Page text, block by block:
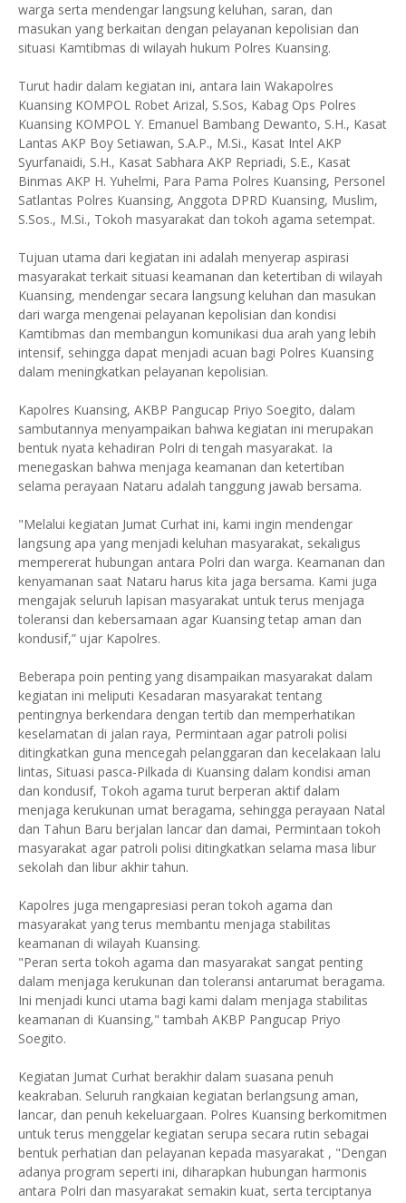
warga serta mendengar langsung keluhan, saran, dan
masukan yang berkaitan dengan pelayanan kepolisian dan
situasi Kamtibmas di wilayah hukum Polres Kuansing.
Turut hadir dalam kegiatan ini, antara lain Wakapolres
Kuansing KOMPOL Robet Arizal, S.Sos, Kabag Ops Polres
Kuansing KOMPOL Y. Emanuel Bambang Dewanto, S.H., Kasat
Lantas AKP Boy Setiawan, S.A.P., M.Si., Kasat Intel AKP
Syurfanaidi, S.H., Kasat Sabhara AKP Repriadi, S.E., Kasat
Binmas AKP H. Yuhelmi, Para Pama Polres Kuansing, Personel
Satlantas Polres Kuansing, Anggota DPRD Kuansing, Muslim,
S.Sos., M.Si., Tokoh masyarakat dan tokoh agama setempat.
Tujuan utama dari kegiatan ini adalah menyerap aspirasi
masyarakat terkait situasi keamanan dan ketertiban di wilayah
Kuansing, mendengar secara langsung keluhan dan masukan
dari warga mengenai pelayanan kepolisian dan kondisi
Kamtibmas dan membangun komunikasi dua arah yang lebih
intensif, sehingga dapat menjadi acuan bagi Polres Kuansing
dalam meningkatkan pelayanan kepolisian.
Kapolres Kuansing, AKBP Pangucap Priyo Soegito, dalam
sambutannya menyampaikan bahwa kegiatan ini merupakan
bentuk nyata kehadiran Polri di tengah masyarakat. Ia
menegaskan bahwa menjaga keamanan dan ketertiban
selama perayaan Nataru adalah tanggung jawab bersama.
"Melalui kegiatan Jumat Curhat ini, kami ingin mendengar
langsung apa yang menjadi keluhan masyarakat, sekaligus
mempererat hubungan antara Polri dan warga. Keamanan dan
kenyamanan saat Nataru harus kita jaga bersama. Kami juga
mengajak seluruh lapisan masyarakat untuk terus menjaga
toleransi dan kebersamaan agar Kuansing tetap aman dan
kondusif,” ujar Kapolres.
Beberapa poin penting yang disampaikan masyarakat dalam
kegiatan ini meliputi Kesadaran masyarakat tentang
pentingnya berkendara dengan tertib dan memperhatikan
keselamatan di jalan raya, Permintaan agar patroli polisi
ditingkatkan guna mencegah pelanggaran dan kecelakaan lalu
lintas, Situasi pasca-Pilkada di Kuansing dalam kondisi aman
dan kondusif, Tokoh agama turut berperan aktif dalam
menjaga kerukunan umat beragama, sehingga perayaan Natal
dan Tahun Baru berjalan lancar dan damai, Permintaan tokoh
masyarakat agar patroli polisi ditingkatkan selama masa libur
sekolah dan libur akhir tahun.
Kapolres juga mengapresiasi peran tokoh agama dan
masyarakat yang terus membantu menjaga stabilitas
keamanan di wilayah Kuansing.
"Peran serta tokoh agama dan masyarakat sangat penting
dalam menjaga kerukunan dan toleransi antarumat beragama.
Ini menjadi kunci utama bagi kami dalam menjaga stabilitas
keamanan di Kuansing," tambah AKBP Pangucap Priyo
Soegito.
Kegiatan Jumat Curhat berakhir dalam suasana penuh
keakraban. Seluruh rangkaian kegiatan berlangsung aman,
lancar, dan penuh kekeluargaan. Polres Kuansing berkomitmen
untuk terus menggelar kegiatan serupa secara rutin sebagai
bentuk perhatian dan pelayanan kepada masyarakat , "Dengan
adanya program seperti ini, diharapkan hubungan harmonis
antara Polri dan masyarakat semakin kuat, serta terciptanya